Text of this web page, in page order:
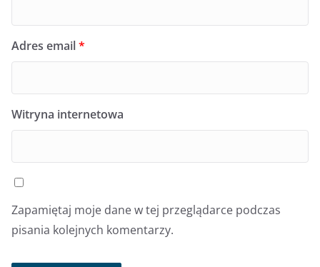
Adres email*
Witryna internetowa
Zapamiętaj moje dane w tej przeglądarce podczas
pisania kolejnych komentarzy.